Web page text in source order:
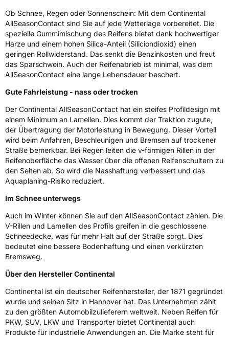
NasshaftungB
Rollgeräusch (Klasse)B
Rollgeräusch (dB)72
3PMSF / Schneeflockensymbol / Alpine-SymbolJa
EisgripNein
EPREL ID 479409
Allgemeine Produktsicherheit (GPSR)
Herstellerkontakt Continental Reifen Deutschland GmbH
Continental-Plaza 1 30173 Hannover
Deutschland,
customerservice_tires@conti.de
Ob Schnee, Regen oder Sonnenschein: Mit dem Continental
AllSeasonContact sind Sie auf jede Wetterlage vorbereitet. Die
spezielle Gummimischung des Reifens bietet dank hochwertiger
Harze und einem hohen Silica-Anteil (Siliciondioxid) einen
geringen Rollwiderstand. Das senkt die Benzinkosten und freut
das Sparschwein. Auch der Reifenabrieb ist minimal, was dem
AllSeasonContact eine lange Lebensdauer beschert.
Gute Fahrleistung - nass oder trocken
Der Continental AllSeasonContact hat ein steifes Profildesign mit
einem Minimum an Lamellen. Dies kommt der Traktion zugute,
der Übertragung der Motorleistung in Bewegung. Dieser Vorteil
wird beim Anfahren, Beschleunigen und Bremsen auf trockener
Straße bemerkbar. Bei Regen leiten die v-förmigen Rillen in der
Reifenoberfläche das Wasser über die offenen Reifenschultern zu
den Seiten ab. So wird die Nasshaftung verbessert und das
Aquaplaning-Risiko reduziert.
Im Schnee unterwegs
Auch im Winter können Sie auf den AllSeasonContact zählen. Die
V-Rillen und Lamellen des Profils greifen in die geschlossene
Schneedecke, was für mehr Halt auf der Straße sorgt. Dies
bedeutet eine bessere Bodenhaftung und einen verkürzten
Bremsweg.
Über den Hersteller Continental
Continental ist ein deutscher Reifenhersteller, der 1871 gegründet
wurde und seinen Sitz in Hannover hat. Das Unternehmen zählt
zu den größten Automobilzulieferern weltweit. Neben Reifen für
PKW, SUV, LKW und Transporter bietet Continental auch
Produkte für industrielle Anwendungen an. Die Marke steht für